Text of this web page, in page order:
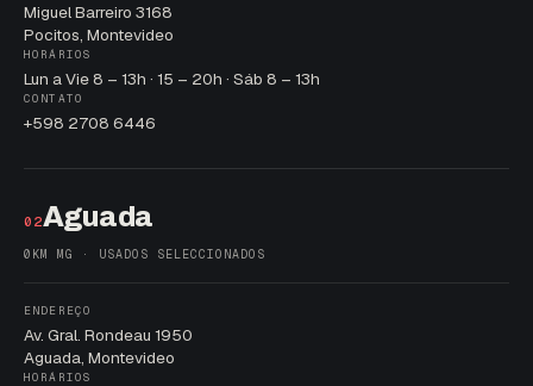
Miguel Barreiro 3168
Pocitos, Montevideo
HORÁRIOS
Lun a Vie 8 – 13h · 15 – 20h · Sáb 8 – 13h
CONTATO
+598 2708 6446
02Aguada
0KM MG · USADOS SELECCIONADOS
ENDEREÇO
Av. Gral. Rondeau 1950
Aguada, Montevideo
HORÁRIOS